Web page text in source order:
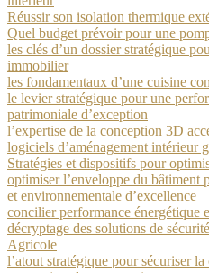
Réussir son isolation thermique
Quel budget prévoir pour une
les clés d’un dossier stratégique
immobilier
les fondamentaux d’une cuisine
le levier stratégique pour une
patrimoniale d’exception
l’expertise de la conception 3D
logiciels d’aménagement intérieur
Stratégies et dispositifs pour
optimiser l’enveloppe du bâtiment
et environnementale d’excellence
concilier performance énergétique
décryptage des solutions de
Agricole
l’atout stratégique pour sécuriser